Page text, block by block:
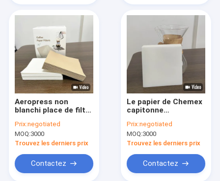
Aeropress non
blanchi place de filtre
de 2 tasses a formé
Prix:negotiated
MOQ:3000
Trouvez les derniers prix
Contactez
Le papier de Chemex
capitonne
compostable jetable
de filtre de café
Prix:negotiated
MOQ:3000
Trouvez les derniers prix
Contactez